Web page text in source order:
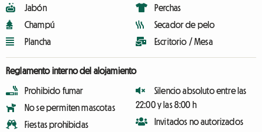
Jabón
Champú
Plancha
Perchas
Secador de pelo
Escritorio / Mesa
Reglamento interno del alojamiento
Prohibido fumar
No se permiten mascotas
Fiestas prohibidas
Silencio absoluto entre las
22:00 y las 8:00 h
Invitados no autorizados